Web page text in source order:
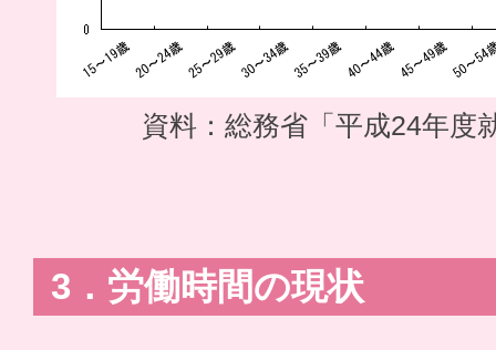
資料：総務省「平成24年度
3．労働時間の現状